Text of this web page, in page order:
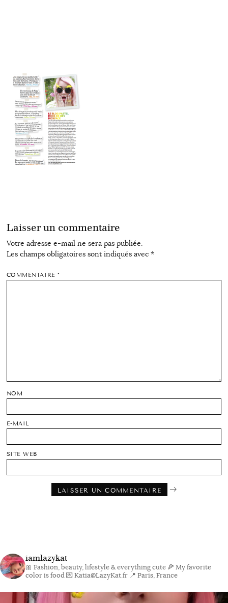
Laisser un commentaire
Votre adresse e-mail ne sera pas publiée.
Les champs obligatoires sont indiqués avec *
COMMENTAIRE*
NOM
E-MAIL
SITE WEB
iamlazykat
🎀 Fashion, beauty, lifestyle & everything cute 🍕 My favorite
color is food💌 Katia@LazyKat.fr 📍 Paris, France